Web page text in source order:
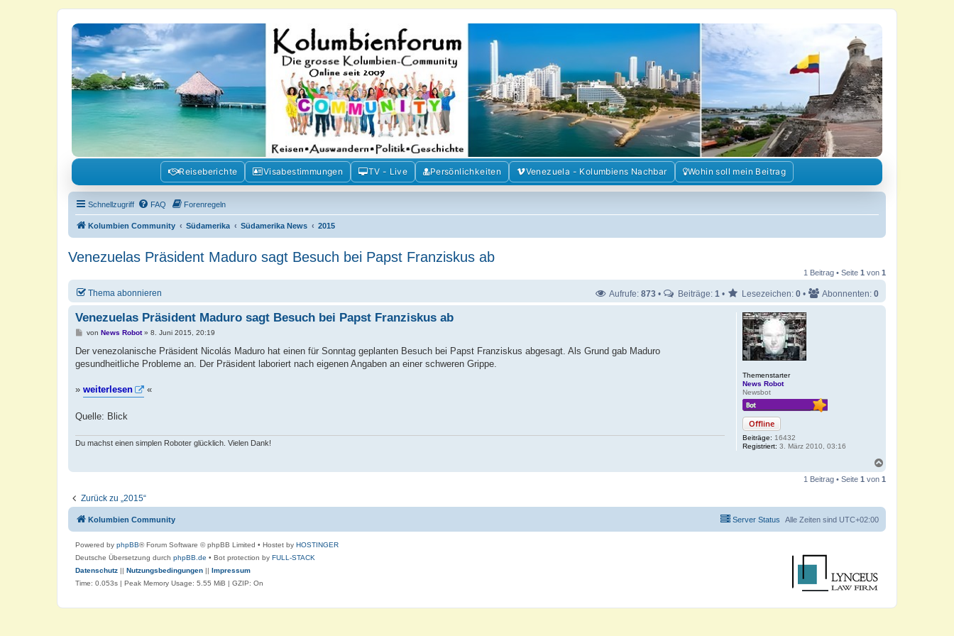
Kolumbienforum - Das grosse Forum der Freunde Kolumbiens
Reisen, Auswandern, Kultur, Politik, Geschichte und Visum in Kolumbien und Venezuela. Austausch, Erfahrungen und Gemeinschaft im Kolumbienforum
Reiseberichte Visabestimmungen TV - Live Persönlichkeiten Venezuela - Kolumbiens Nachbar Wohin soll mein Beitrag
Schnellzugriff FAQ Forenregeln
Kolumbien Community Südamerika Südamerika News 2015
Venezuelas Präsident Maduro sagt Besuch bei Papst Franziskus ab
1 Beitrag • Seite 1 von 1
Thema abonnieren Aufrufe: 873 • Beiträge: 1 • Lesezeichen: 0 • Abonnenten: 0
Themenstarter
News Robot
Newsbot
Offline
Beiträge: 16432
Registriert: 3. März 2010, 03:16
Venezuelas Präsident Maduro sagt Besuch bei Papst Franziskus ab
B
i
r
von News Robot» 8. Juni 2015, 20:19
Der venezolanische Präsident Nicolás Maduro hat einen für Sonntag geplanten Besuch bei Papst Franziskus abgesagt. Als Grund gab Maduro
gesundheitliche Probleme an. Der Präsident laboriert nach eigenen Angaben an einer schweren Grippe.
» weiterlesen «
Quelle: Blick
Du machst einen simplen Roboter glücklich. Vielen Dank!
c
b
n
1 Beitrag • Seite 1 von 1
Zurück zu „2015“
Kolumbien Community Alle Zeiten sind UTC+02:00
Server Status
Powered by phpBB® Forum Software © phpBB Limited • Hostet by HOSTINGER
Deutsche Übersetzung durch phpBB.de • Bot protection by FULL-STACK
Datenschutz || Nutzungsbedingungen || Impressum
Time: 0.053s | Peak Memory Usage: 5.55 MiB | GZIP: On